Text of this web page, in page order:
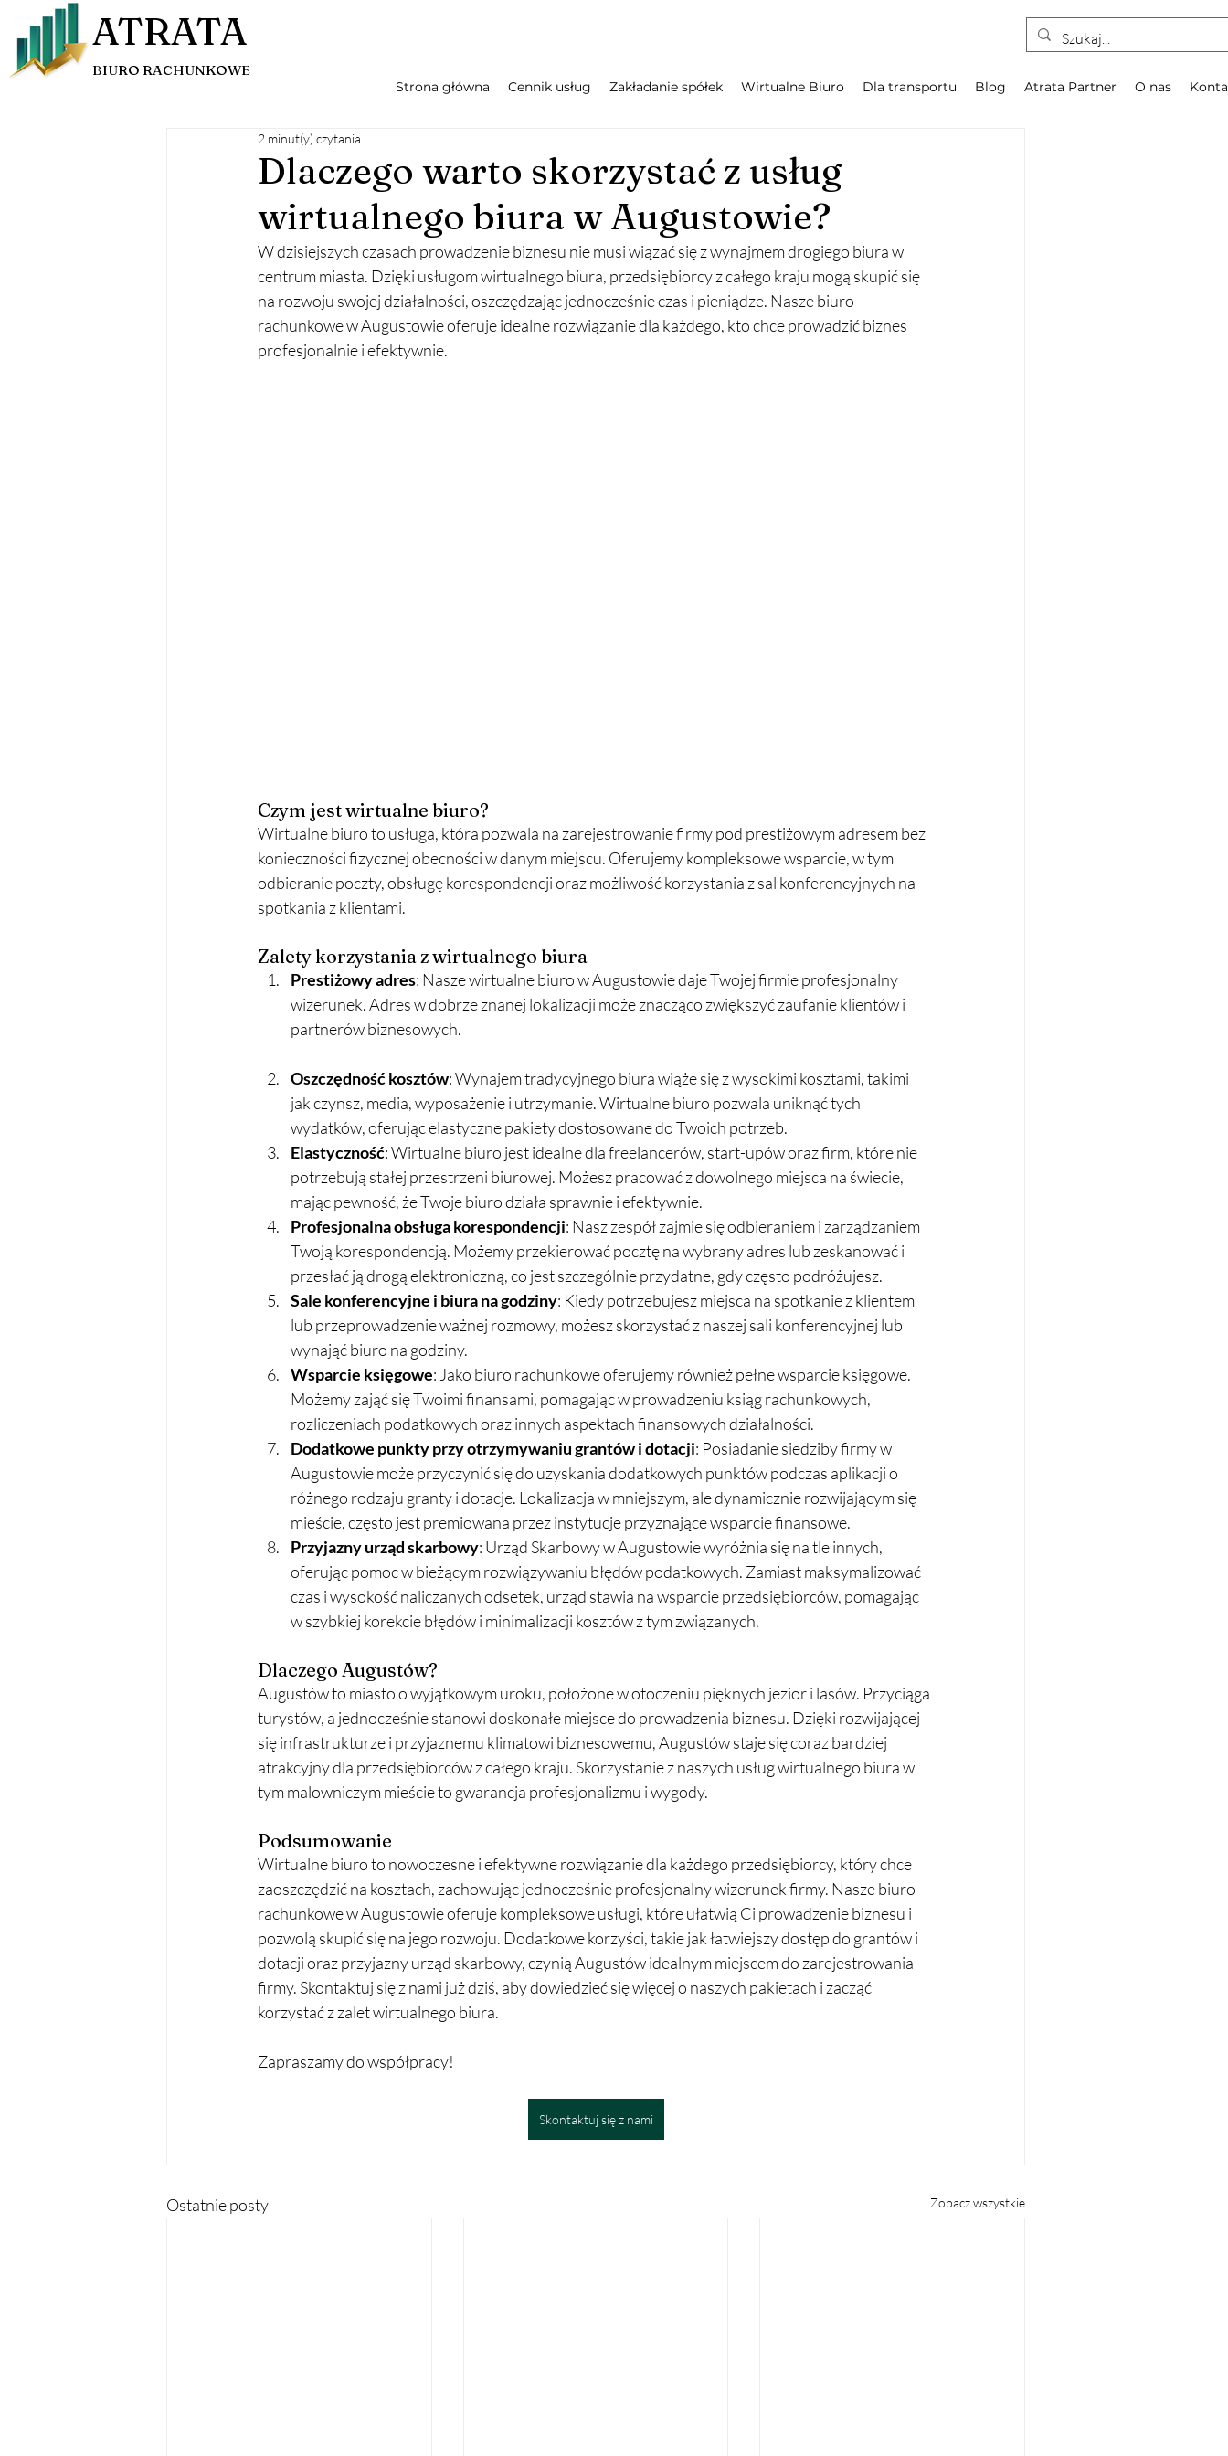
ATRATA
BIURO RACHUNKOWE
Strona główna Cennik usług Zakładanie spółek Wirtualne Biuro Dla transportu Blog Atrata Partner O nas
Dlaczego warto skorzystać z usług
wirtualnego biura w Augustowie?
2 minut(y) czytania
W dzisiejszych czasach prowadzenie biznesu nie musi wiązać się z wynajmem drogiego biura w
centrum miasta. Dzięki usługom wirtualnego biura, przedsiębiorcy z całego kraju mogą skupić się
na rozwoju swojej działalności, oszczędzając jednocześnie czas i pieniądze. Nasze biuro
rachunkowe w Augustowie oferuje idealne rozwiązanie dla każdego, kto chce prowadzić biznes
profesjonalnie i efektywnie.
Czym jest wirtualne biuro?
Wirtualne biuro to usługa, która pozwala na zarejestrowanie firmy pod prestiżowym adresem bez
konieczności fizycznej obecności w danym miejscu. Oferujemy kompleksowe wsparcie, w tym
odbieranie poczty, obsługę korespondencji oraz możliwość korzystania z sal konferencyjnych na
spotkania z klientami.
Zalety korzystania z wirtualnego biura
Prestiżowy adres: Nasze wirtualne biuro w Augustowie daje Twojej firmie profesjonalny
wizerunek. Adres w dobrze znanej lokalizacji może znacząco zwiększyć zaufanie klientów i
partnerów biznesowych.
Oszczędność kosztów: Wynajem tradycyjnego biura wiąże się z wysokimi kosztami, takimi
jak czynsz, media, wyposażenie i utrzymanie. Wirtualne biuro pozwala uniknąć tych
wydatków, oferując elastyczne pakiety dostosowane do Twoich potrzeb.
Elastyczność: Wirtualne biuro jest idealne dla freelancerów, start-upów oraz firm, które nie
potrzebują stałej przestrzeni biurowej. Możesz pracować z dowolnego miejsca na świecie,
mając pewność, że Twoje biuro działa sprawnie i efektywnie.
Profesjonalna obsługa korespondencji: Nasz zespół zajmie się odbieraniem i zarządzaniem
Twoją korespondencją. Możemy przekierować pocztę na wybrany adres lub zeskanować i
przesłać ją drogą elektroniczną, co jest szczególnie przydatne, gdy często podróżujesz.
Sale konferencyjne i biura na godziny: Kiedy potrzebujesz miejsca na spotkanie z klientem
lub przeprowadzenie ważnej rozmowy, możesz skorzystać z naszej sali konferencyjnej lub
wynająć biuro na godziny.
Wsparcie księgowe: Jako biuro rachunkowe oferujemy również pełne wsparcie księgowe.
Możemy zająć się Twoimi finansami, pomagając w prowadzeniu ksiąg rachunkowych,
rozliczeniach podatkowych oraz innych aspektach finansowych działalności.
Dodatkowe punkty przy otrzymywaniu grantów i dotacji: Posiadanie siedziby firmy w
Augustowie może przyczynić się do uzyskania dodatkowych punktów podczas aplikacji o
różnego rodzaju granty i dotacje. Lokalizacja w mniejszym, ale dynamicznie rozwijającym się
mieście, często jest premiowana przez instytucje przyznające wsparcie finansowe.
Przyjazny urząd skarbowy: Urząd Skarbowy w Augustowie wyróżnia się na tle innych,
oferując pomoc w bieżącym rozwiązywaniu błędów podatkowych. Zamiast maksymalizować
czas i wysokość naliczanych odsetek, urząd stawia na wsparcie przedsiębiorców, pomagając
w szybkiej korekcie błędów i minimalizacji kosztów z tym związanych.
Dlaczego Augustów?
Augustów to miasto o wyjątkowym uroku, położone w otoczeniu pięknych jezior i lasów. Przyciąga
turystów, a jednocześnie stanowi doskonałe miejsce do prowadzenia biznesu. Dzięki rozwijającej
się infrastrukturze i przyjaznemu klimatowi biznesowemu, Augustów staje się coraz bardziej
atrakcyjny dla przedsiębiorców z całego kraju. Skorzystanie z naszych usług wirtualnego biura w
tym malowniczym mieście to gwarancja profesjonalizmu i wygody.
Podsumowanie
Wirtualne biuro to nowoczesne i efektywne rozwiązanie dla każdego przedsiębiorcy, który chce
zaoszczędzić na kosztach, zachowując jednocześnie profesjonalny wizerunek firmy. Nasze biuro
rachunkowe w Augustowie oferuje kompleksowe usługi, które ułatwią Ci prowadzenie biznesu i
pozwolą skupić się na jego rozwoju. Dodatkowe korzyści, takie jak łatwiejszy dostęp do grantów i
dotacji oraz przyjazny urząd skarbowy, czynią Augustów idealnym miejscem do zarejestrowania
firmy. Skontaktuj się z nami już dziś, aby dowiedzieć się więcej o naszych pakietach i zacząć
korzystać z zalet wirtualnego biura.
Zapraszamy do współpracy!
Skontaktuj się z nami
Ostatnie posty Zobacz wszystkie